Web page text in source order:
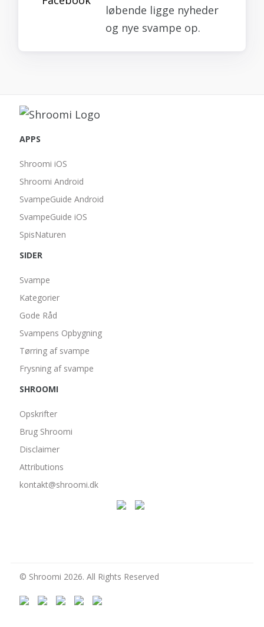
løbende ligge nyheder
og nye svampe op.
APPS
Shroomi iOS
Shroomi Android
SvampeGuide Android
SvampeGuide iOS
SpisNaturen
SIDER
Svampe
Kategorier
Gode Råd
Svampens Opbygning
Tørring af svampe
Frysning af svampe
SHROOMI
Opskrifter
Brug Shroomi
Disclaimer
Attributions
kontakt@shroomi.dk
© Shroomi 2026. All Rights Reserved